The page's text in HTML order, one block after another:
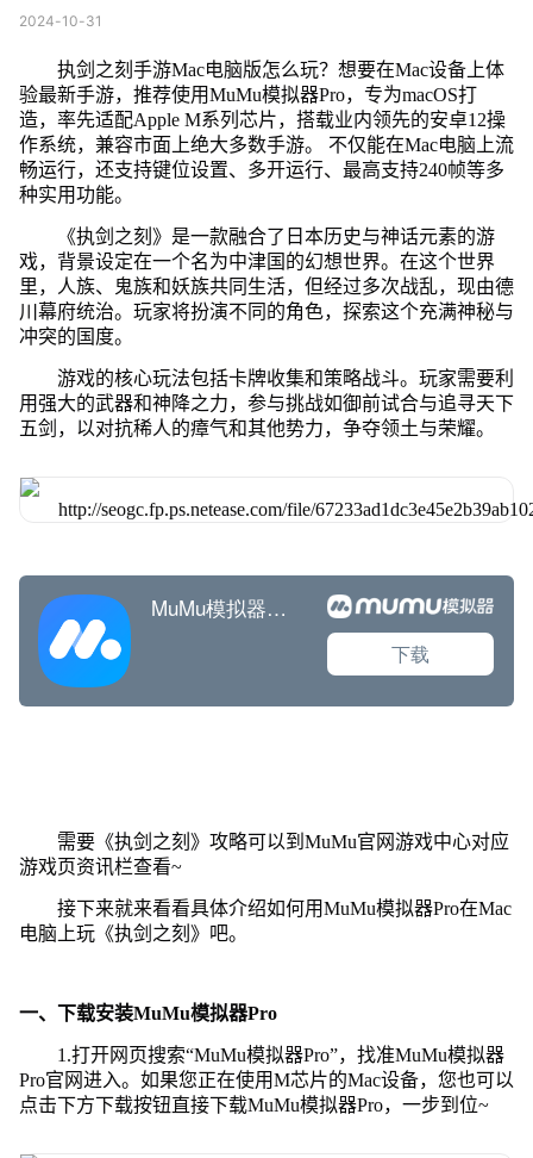
2024-10-31
执剑之刻手游Mac电脑版怎么玩？想要在Mac设备上体
验最新手游，推荐使用MuMu模拟器Pro，专为macOS打
造，率先适配Apple M系列芯片，搭载业内领先的安卓12操
作系统，兼容市面上绝大多数手游。 不仅能在Mac电脑上流
畅运行，还支持键位设置、多开运行、最高支持240帧等多
种实用功能。
《执剑之刻》是一款融合了日本历史与神话元素的游
戏，背景设定在一个名为中津国的幻想世界。在这个世界
里，人族、鬼族和妖族共同生活，但经过多次战乱，现由德
川幕府统治。玩家将扮演不同的角色，探索这个充满神秘与
冲突的国度。
游戏的核心玩法包括卡牌收集和策略战斗。玩家需要利
用强大的武器和神降之力，参与挑战如御前试合与追寻天下
五剑，以对抗稀人的瘴气和其他势力，争夺领土与荣耀。
需要《执剑之刻》攻略可以到MuMu官网游戏中心对应
游戏页资讯栏查看~
接下来就来看看具体介绍如何用MuMu模拟器Pro在Mac
电脑上玩《执剑之刻》吧。
一、下载安装MuMu模拟器Pro
1.打开网页搜索“MuMu模拟器Pro”，找准MuMu模拟器
Pro官网进入。如果您正在使用M芯片的Mac设备，您也可以
点击下方下载按钮直接下载MuMu模拟器Pro，一步到位~